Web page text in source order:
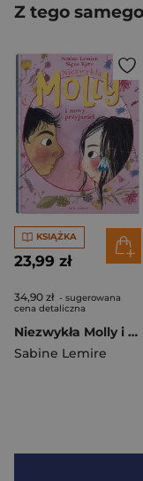
Z tego
KSIĄŻKA
23,99 zł
34,90 zł - sugerowana
cena detaliczna
Niezwykła Molly i nowy przyjaciel
Sabine Lemire